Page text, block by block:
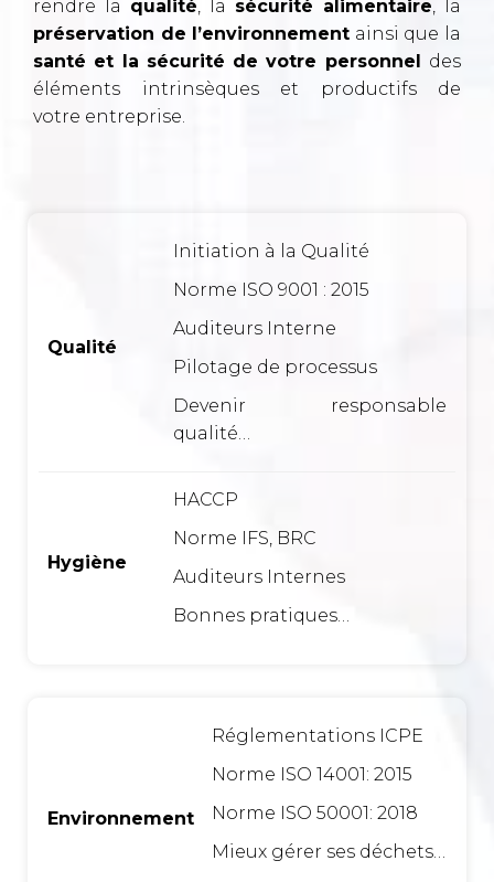
rendre la qualité, la sécurité alimentaire, la
préservation de l’environnement ainsi que la
santé et la sécurité de votre personnel des
éléments intrinsèques et productifs de
votre entreprise.
Qualité
Initiation à la Qualité
Norme ISO 9001 : 2015
Auditeurs Interne
Pilotage de processus
Devenir responsable
qualité…
Hygiène
HACCP
Norme IFS, BRC
Auditeurs Internes
Bonnes pratiques…
Environnement
Réglementations ICPE
Norme ISO 14001: 2015
Norme ISO 50001: 2018
Mieux gérer ses déchets…